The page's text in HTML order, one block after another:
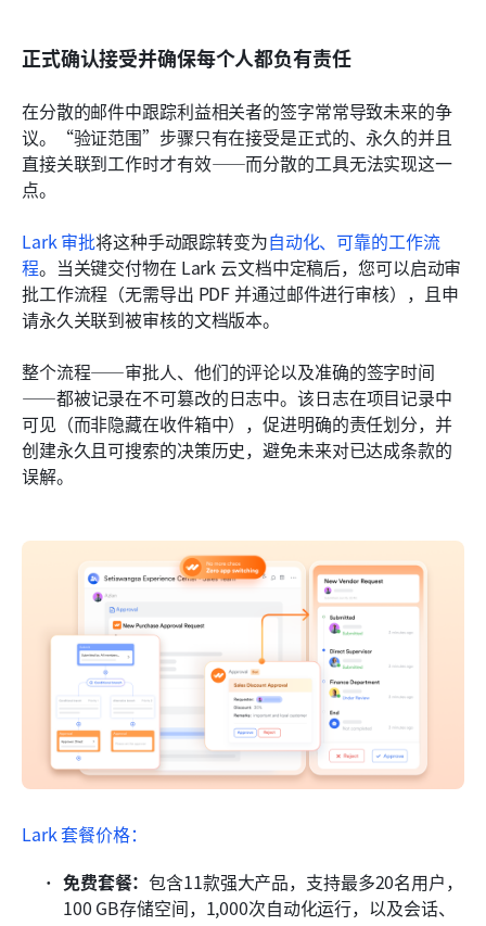
正式确认接受并确保每个人都负有责任
在分散的邮件中跟踪利益相关者的签字常常导致未来的争
议。“验证范围”步骤只有在接受是正式的、永久的并且
直接关联到工作时才有效——而分散的工具无法实现这一
点。
Lark 审批将这种手动跟踪转变为自动化、可靠的工作流
程。当关键交付物在 Lark 云文档中定稿后，您可以启动审
批工作流程（无需导出 PDF 并通过邮件进行审核），且申
请永久关联到被审核的文档版本。
整个流程——审批人、他们的评论以及准确的签字时间
——都被记录在不可篡改的日志中。该日志在项目记录中
可见（而非隐藏在收件箱中），促进明确的责任划分，并
创建永久且可搜索的决策历史，避免未来对已达成条款的
误解。
Lark 套餐价格：
免费套餐：包含11款强大产品，支持最多20名用户，
100 GB存储空间，1,000次自动化运行，以及会话、